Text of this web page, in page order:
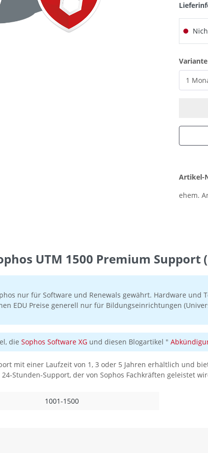
Variante
Artikel-
ehem.
UTM 1500 Premium Support
nur für Software und Renewals gewährt. Hardware
EDU Preise generell nur für Bildungseinrichtungen
die Sophos Software XG und diesen Blogartikel "
mit einer Laufzeit von 1, 3 oder 5 Jahren erhältlich und
Stunden-Support, der von Sophos Fachkräften geleistet
1001-1500